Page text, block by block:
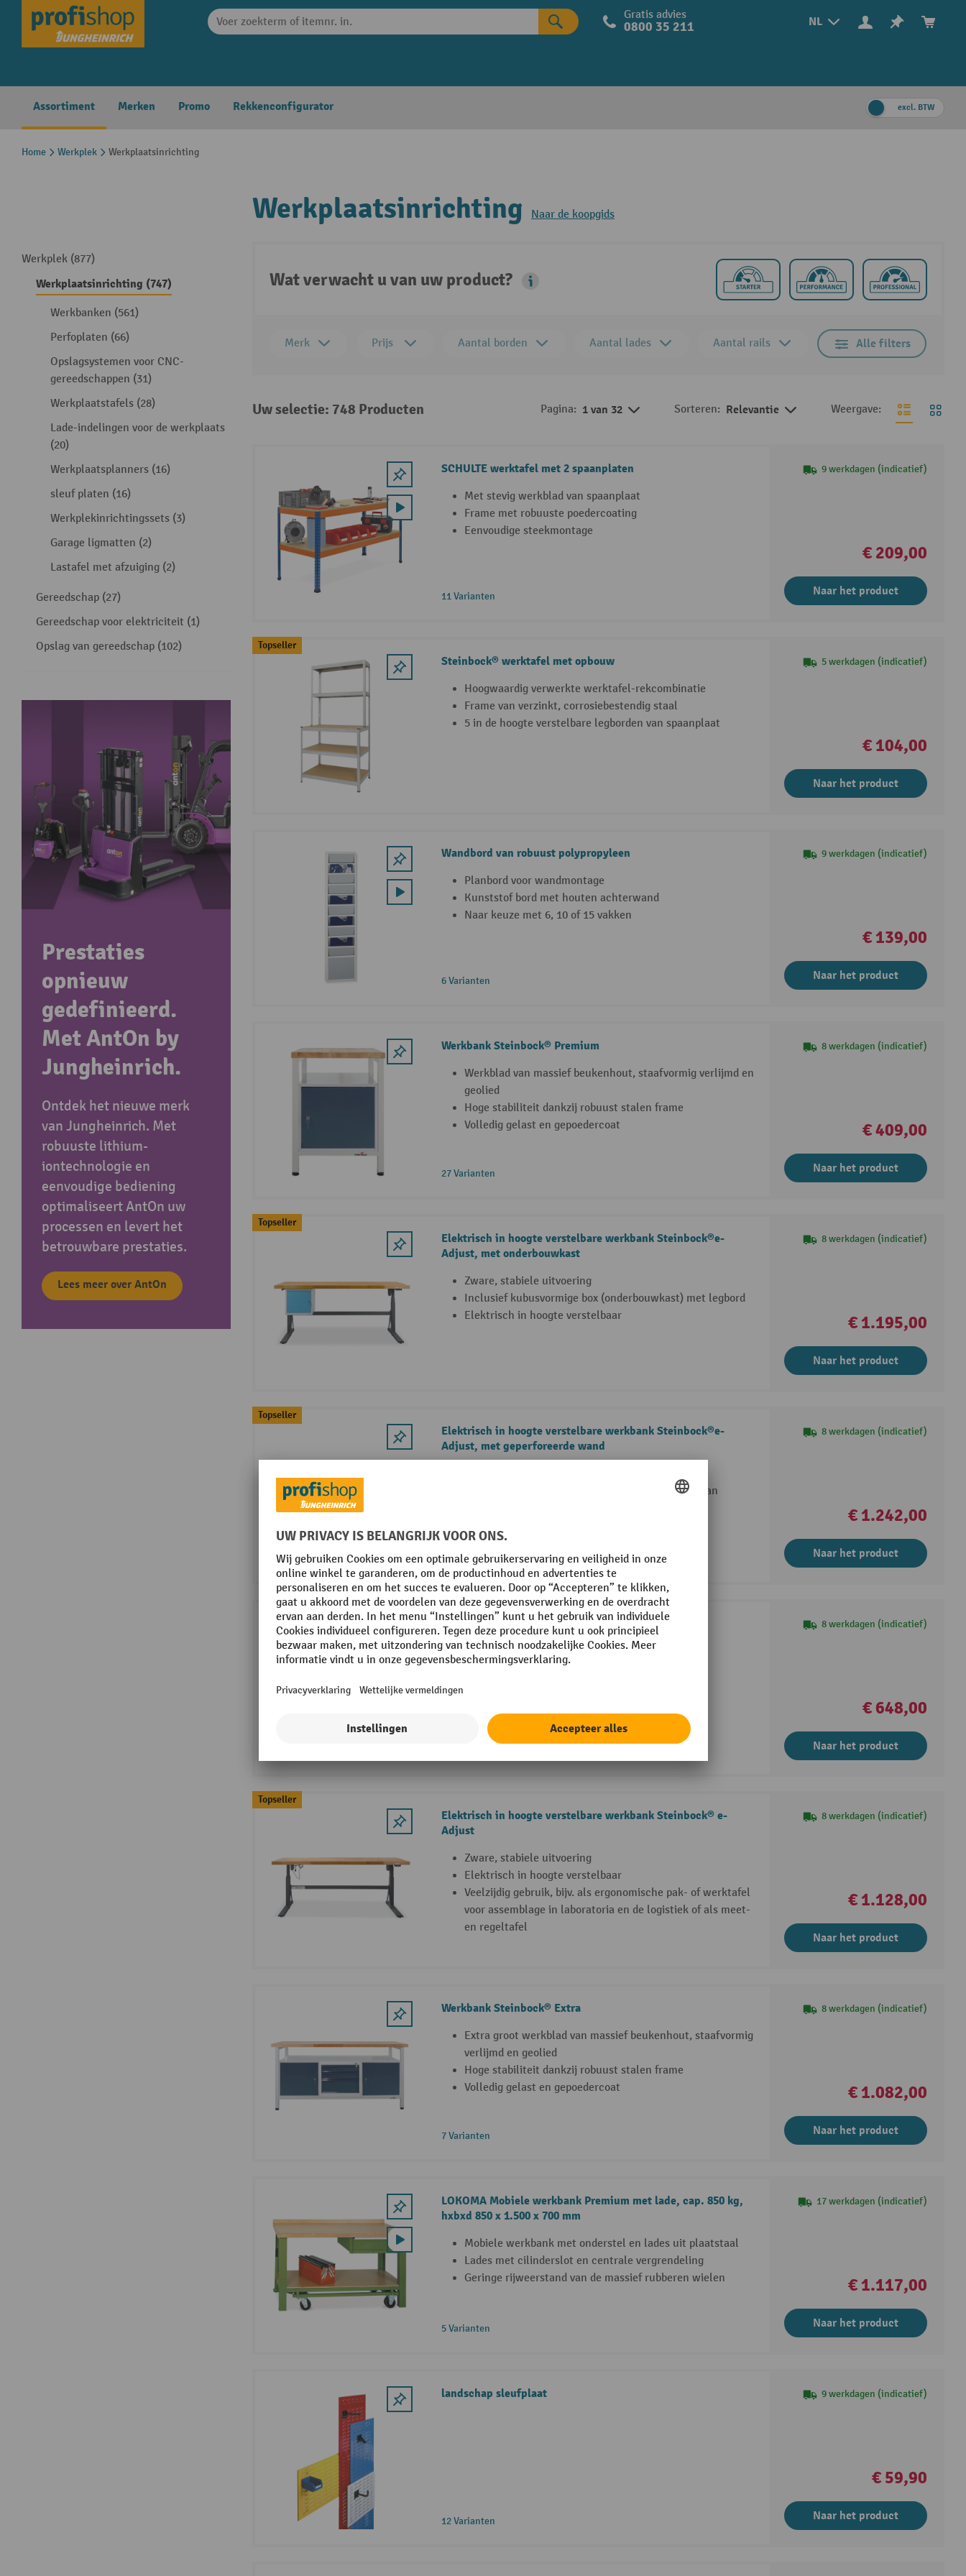
Skip to main navigation NL
Gratis advies
0800 35 211
Assortiment Merken Promo Rekkenconfigurator excl. BTW
Home Werkplek Werkplaatsinrichting
Werkplek (877)
Werkplaatsinrichting (747)
Werkbanken (561)
Perfoplaten (66)
Opslagsystemen voor CNC-
gereedschappen (31)
Werkplaatstafels (28)
Lade-indelingen voor de werkplaats
(20)
Werkplaatsplanners (16)
sleuf platen (16)
Werkplekinrichtingssets (3)
Garage ligmatten (2)
Lastafel met afzuiging (2)
Gereedschap (27)
Gereedschap voor elektriciteit (1)
Opslag van gereedschap (102)
Prestaties
opnieuw
gedefinieerd.
Met AntOn by
Jungheinrich.
Ontdek het nieuwe merk
van Jungheinrich. Met
robuuste lithium-
iontechnologie en
eenvoudige bediening
optimaliseert AntOn uw
processen en levert het
betrouwbare prestaties.
Lees meer over AntOn
Werkplaatsinrichting Naar de koopgids
Wat verwacht u van uw product?
Merk Prijs Aantal borden Aantal lades Aantal rails Alle filters
Uw selectie: 748 Producten Pagina: 1 van 32 Sorteren: Relevantie Weergave:
SCHULTE werktafel met 2 spaanplaten
Met stevig werkblad van spaanplaat
Frame met robuuste poedercoating
Eenvoudige steekmontage
11 Varianten
9 werkdagen (indicatief)
€ 209,00
Naar het product
Topseller
Steinbock® werktafel met opbouw
Hoogwaardig verwerkte werktafel-rekcombinatie
Frame van verzinkt, corrosiebestendig staal
5 in de hoogte verstelbare legborden van spaanplaat
5 werkdagen (indicatief)
€ 104,00
Naar het product
Wandbord van robuust polypropyleen
Planbord voor wandmontage
Kunststof bord met houten achterwand
Naar keuze met 6, 10 of 15 vakken
6 Varianten
9 werkdagen (indicatief)
€ 139,00
Naar het product
Werkbank Steinbock® Premium
Werkblad van massief beukenhout, staafvormig verlijmd en
geolied
Hoge stabiliteit dankzij robuust stalen frame
Volledig gelast en gepoedercoat
27 Varianten
8 werkdagen (indicatief)
€ 409,00
Naar het product
Topseller
Elektrisch in hoogte verstelbare werkbank Steinbock®e-
Adjust, met onderbouwkast
Zware, stabiele uitvoering
Inclusief kubusvormige box (onderbouwkast) met legbord
Elektrisch in hoogte verstelbaar
8 werkdagen (indicatief)
€ 1.195,00
Naar het product
Topseller
Elektrisch in hoogte verstelbare werkbank Steinbock®e-
Adjust, met geperforeerde wand
Inclusief geperforeerde plaat voor het opbergen van
8 werkdagen (indicatief)
€ 1.242,00
Naar het product
Werkbank Steinbock® Motion
Zeer robuust
Hoge belastbaarheid
8 werkdagen (indicatief)
€ 648,00
Naar het product
Topseller
Elektrisch in hoogte verstelbare werkbank Steinbock® e-
Adjust
Zware, stabiele uitvoering
Elektrisch in hoogte verstelbaar
Veelzijdig gebruik, bijv. als ergonomische pak- of werktafel
voor assemblage in laboratoria en de logistiek of als meet-
en regeltafel
8 werkdagen (indicatief)
€ 1.128,00
Naar het product
Werkbank Steinbock® Extra
Extra groot werkblad van massief beukenhout, staafvormig
verlijmd en geolied
Hoge stabiliteit dankzij robuust stalen frame
Volledig gelast en gepoedercoat
7 Varianten
8 werkdagen (indicatief)
€ 1.082,00
Naar het product
LOKOMA Mobiele werkbank Premium met lade, cap. 850 kg,
hxbxd 850 x 1.500 x 700 mm
Mobiele werkbank met onderstel en lades uit plaatstaal
Lades met cilinderslot en centrale vergrendeling
Geringe rijweerstand van de massief rubberen wielen
5 Varianten
17 werkdagen (indicatief)
€ 1.117,00
Naar het product
landschap sleufplaat
12 Varianten
9 werkdagen (indicatief)
€ 59,90
Naar het product